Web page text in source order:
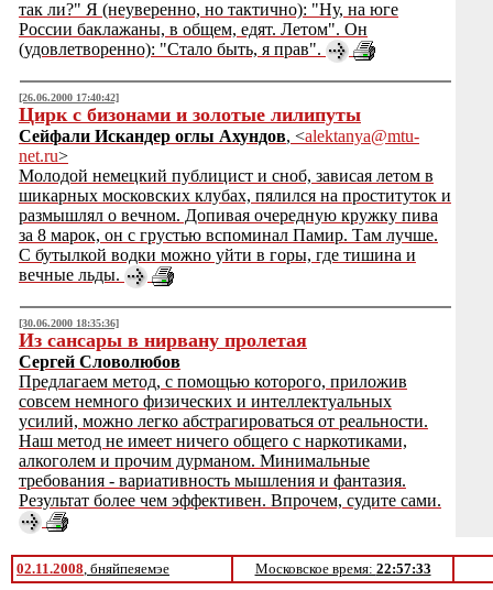
так ли?" Я (неуверенно, но тактично): "Ну, на юге
России баклажаны, в общем, едят. Летом". Он
(удовлетворенно): "Стало быть, я прав".
[26.06.2000 17:40:42]
Цирк с бизонами и золотые лилипуты
Сейфали Искандер оглы Ахундов, <alektanya@mtu-
net.ru>
Молодой немецкий публицист и сноб, зависая летом в
шикарных московских клубах, пялился на проституток и
размышлял о вечном. Допивая очередную кружку пива
за 8 марок, он с грустью вспоминал Памир. Там лучше.
С бутылкой водки можно уйти в горы, где тишина и
вечные льды.
[30.06.2000 18:35:36]
Из сансары в нирвану пролетая
Сергей Словолюбов
Предлагаем метод, с помощью которого, приложив
совсем немного физических и интеллектуальных
усилий, можно легко абстрагироваться от реальности.
Наш метод не имеет ничего общего с наркотиками,
алкоголем и прочим дурманом. Минимальные
требования - вариативность мышления и фантазия.
Результат более чем эффективен. Впрочем, судите сами.
02.11.2008, бняйпеяемэе Московское время: 22:57:33